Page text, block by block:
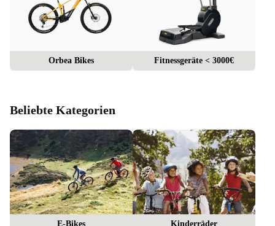
Orbea Bikes Fitnessgeräte < 3000€
Beliebte Kategorien
E-Bikes Kinderräder